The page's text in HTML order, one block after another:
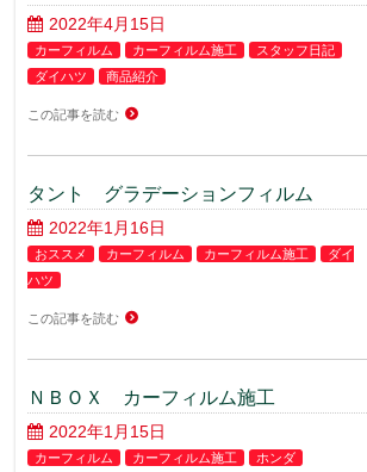
2022年4月15日
カーフィルム カーフィルム施工
スタッフ日記
ダイハツ
商品紹介
この記事を読む
タント グラデーションフィルム
2022年1月16日
おススメ カーフィルム カーフィルム施工
ダイ
ハツ
この記事を読む
ＮＢＯＸ カーフィルム施工
2022年1月15日
カーフィルム カーフィルム施工 ホンダ